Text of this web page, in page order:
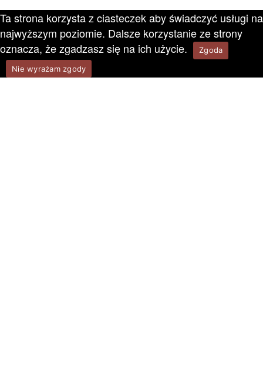
Ta strona korzysta z ciasteczek aby świadczyć usługi na
najwyższym poziomie. Dalsze korzystanie ze strony
oznacza, że zgadzasz się na ich użycie.
Zgoda
Nie wyrażam zgody